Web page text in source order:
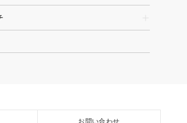
ーホルダー
Max
グ
お問い合わせ